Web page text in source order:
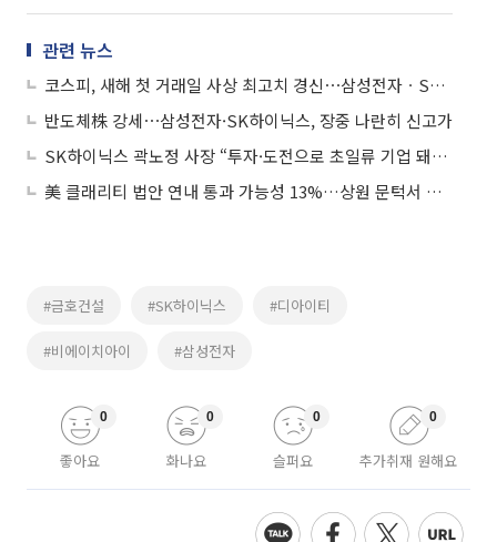
관련 뉴스
코스피, 새해 첫 거래일 사상 최고치 경신⋯삼성전자ㆍSK하이닉스 등 강세에 4300 돌파
반도체株 강세⋯삼성전자·SK하이닉스, 장중 나란히 신고가
SK하이닉스 곽노정 사장 “투자·도전으로 초일류 기업 돼야”
美 클래리티 법안 연내 통과 가능성 13%…상원 문턱서 제동
#금호건설 #SK하이닉스 #디아이티
#비에이치아이 #삼성전자
좋아요
0
화나요
0
슬퍼요
0
추가취재 원해요
0